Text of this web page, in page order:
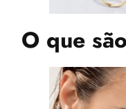
O que